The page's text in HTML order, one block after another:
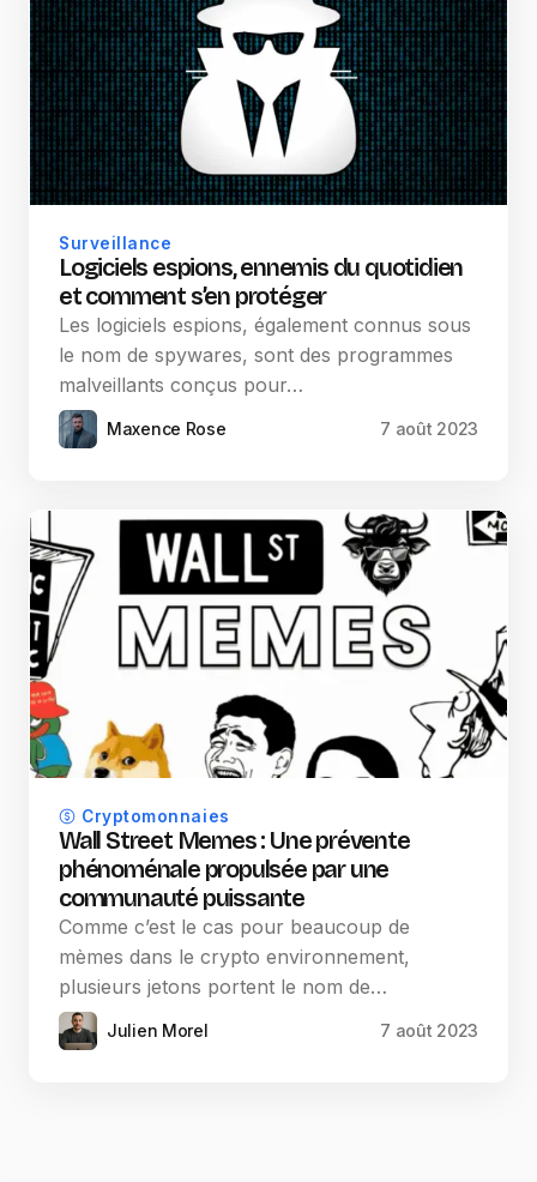
Surveillance
Logiciels espions, ennemis du quotidien
et comment s’en protéger
Les logiciels espions, également connus sous
le nom de spywares, sont des programmes
malveillants conçus pour…
Maxence Rose 7 août 2023
Cryptomonnaies
Wall Street Memes : Une prévente
phénoménale propulsée par une
communauté puissante
Comme c’est le cas pour beaucoup de
mèmes dans le crypto environnement,
plusieurs jetons portent le nom de…
Julien Morel 7 août 2023